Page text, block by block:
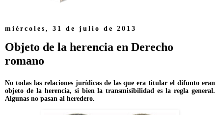
miércoles, 31 de julio de 2013
Objeto de la herencia en Derecho
romano
No todas las relaciones jurídicas de las que era titular el difunto eran
objeto de la herencia, si bien la transmisibilidad es la regla general.
Algunas no pasan al heredero.